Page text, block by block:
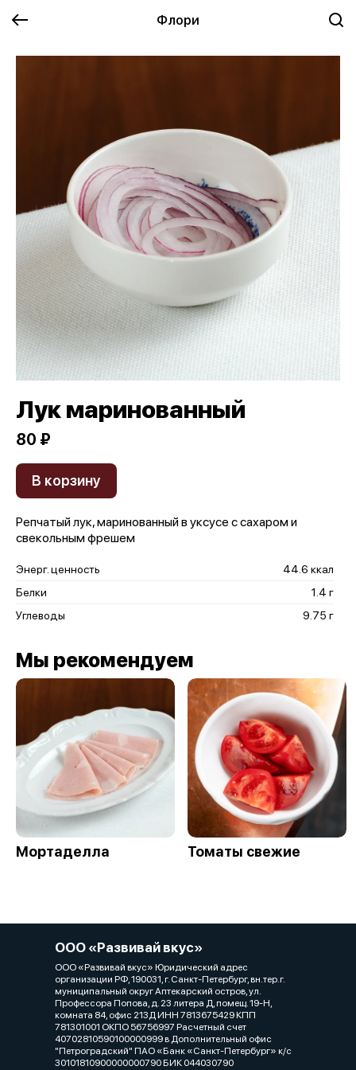
Флори
Лук маринованный
80 ₽
В корзину
Репчатый лук, маринованный в уксусе с сахаром и
свекольным фрешем
Энерг. ценность
44.6 ккал
Белки
1.4 г
Углеводы
9.75 г
Мы рекомендуем
Мортаделла Томаты свежие
ООО «Развивай вкус»
ООО «Развивай вкус» Юридический адрес
организации РФ, 190031, г. Санкт-Петербург, вн.тер.г.
муниципальный округ Аптекарский остров, ул.
Профессора Попова, д. 23 литера Д, помещ. 19-Н,
комната 84, офис 213Д ИНН 7813675429 КПП
781301001 ОКПО 56756997 Расчетный счет
40702810590100000999 в Дополнительный офис
"Петроградский" ПАО «Банк «Санкт-Петербург» к/с
30101810900000000790 БИК 044030790